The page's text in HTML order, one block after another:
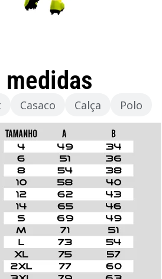
medidas
Casaco Calça Polo